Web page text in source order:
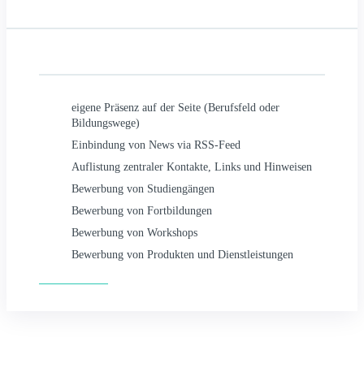
eigene Präsenz auf der Seite (Berufsfeld oder
Bildungswege)
Einbindung von News via RSS-Feed
Auflistung zentraler Kontakte, Links und Hinweisen
Bewerbung von Studiengängen
Bewerbung von Fortbildungen
Bewerbung von Workshops
Bewerbung von Produkten und Dienstleistungen